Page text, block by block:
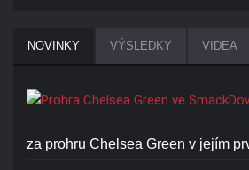
NOVINKY VÝSLEDKY VIDEA
za prohru Chelsea Green v jejím